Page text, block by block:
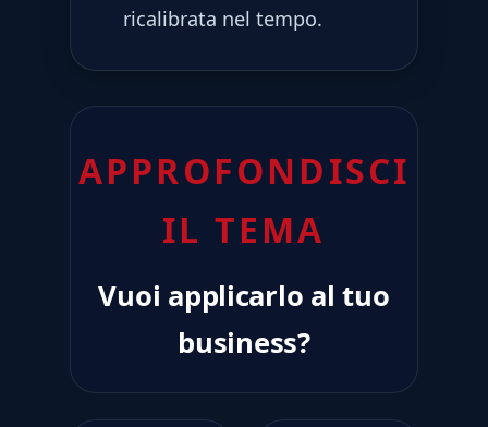
ricalibrata nel tempo.
APPROFONDISCI
IL TEMA
Vuoi applicarlo al tuo
business?